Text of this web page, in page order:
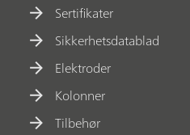
Sertifikater
Sikkerhetsdatablad
Elektroder
Kolonner
Tilbehør